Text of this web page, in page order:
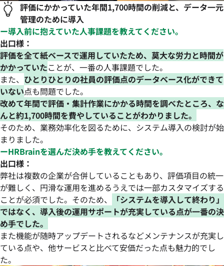
評価にかかっていた年間1,700時間の削減と、データ一元
管理のために導入
ー導入前に抱えていた人事課題を教えてください。
出口様：
評価を全て紙ベースで運用していたため、莫大な労力と時間が
かかっていたことが、一番の人事課題でした。
また、 ひとりひとりの社員の評価点のデータベース化ができて
いない点も問題でした。
改めて年間で評価・集計作業にかかる時間を調べたところ、な
んと約1,700時間を費やしていることがわかりました。
そのため、業務効率化を図るために、システム導入の検討が始
まりました。
ーHRBrainを選んだ決め手を教えてください。
出口様：
弊社は複数の企業が合併していることもあり、評価項目の統一
が難しく、円滑な運用を進めるうえでは一部カスタマイズする
ことが必須でした。そのため、
「システムを導入して終わり」
ではなく、導入後の運用サポートが充実している点が一番の決
め手でした。
また機能が随時アップデートされるなどメンテナンスが充実し
ている点や、他サービスと比べて安価だった点も魅力的でし
た。